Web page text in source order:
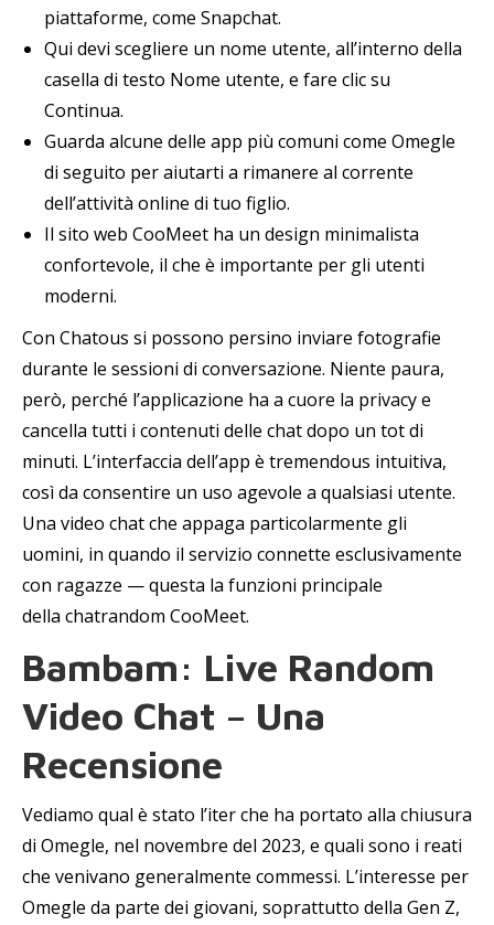
piattaforme, come Snapchat.
Qui devi scegliere un nome utente, all’interno della
casella di testo Nome utente, e fare clic su
Continua.
Guarda alcune delle app più comuni come Omegle
di seguito per aiutarti a rimanere al corrente
dell’attività online di tuo figlio.
Il sito web CooMeet ha un design minimalista
confortevole, il che è importante per gli utenti
moderni.
Con Chatous si possono persino inviare fotografie
durante le sessioni di conversazione. Niente paura,
però, perché l’applicazione ha a cuore la privacy e
cancella tutti i contenuti delle chat dopo un tot di
minuti. L’interfaccia dell’app è tremendous intuitiva,
così da consentire un uso agevole a qualsiasi utente.
Una video chat che appaga particolarmente gli
uomini, in quando il servizio connette esclusivamente
con ragazze — questa la funzioni principale
della chatrandom CooMeet.
Bambam: Live Random
Video Chat – Una
Recensione
Vediamo qual è stato l’iter che ha portato alla chiusura
di Omegle, nel novembre del 2023, e quali sono i reati
che venivano generalmente commessi. L’interesse per
Omegle da parte dei giovani, soprattutto della Gen Z,